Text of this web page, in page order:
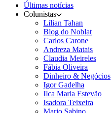
Últimas notícias
Colunistas
Lilian Tahan
Blog do Noblat
Carlos Carone
Andreza Matais
Claudia Meireles
Fábia Oliveira
Dinheiro & Negócios
Igor Gadelha
Ilca Maria Estevão
Isadora Teixeira
Mario Sabino